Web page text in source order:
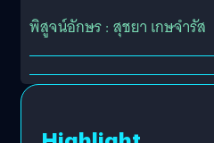
พิสูจน์อักษร : สุชยา เกษจำรัส